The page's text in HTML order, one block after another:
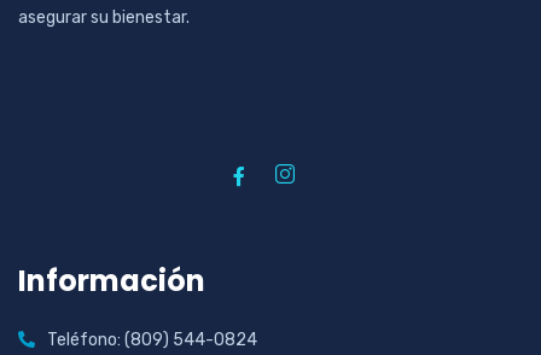
asegurar su bienestar.
Información
Teléfono: (809) 544-0824